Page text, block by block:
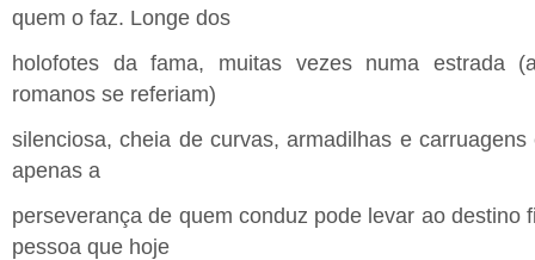
quem o faz. Longe dos
holofotes da fama, muitas vezes numa estrada
romanos se referiam)
silenciosa, cheia de curvas, armadilhas e
apenas a
perseverança de quem conduz pode levar ao destino
pessoa que hoje